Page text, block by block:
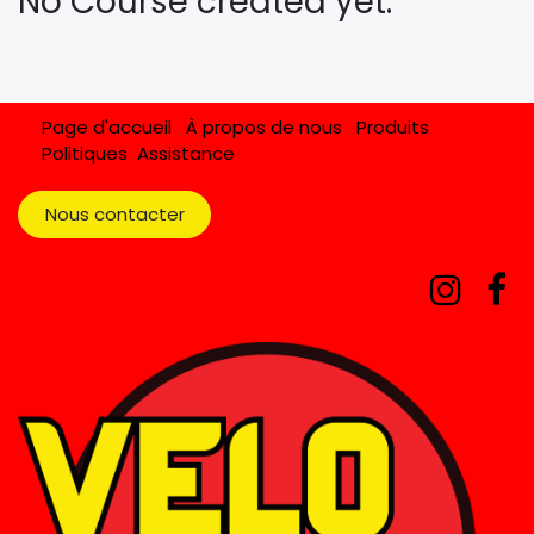
Page d'accueil À propos de nous
Produits
Politiques Assistance
Nous contacter​​​​​​